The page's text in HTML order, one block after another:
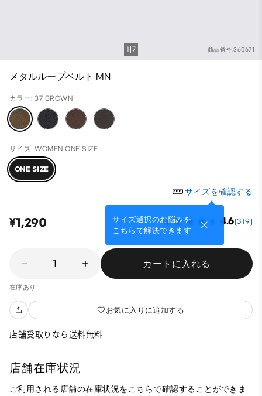
商品番号:360671
1 7
メタルループベルト MN
カラー: 37 BROWN
サイズ: WOMEN ONE SIZE
ONE SIZE
サイズを確認する
サイズ選択のお悩みを
こちらで解決できます
¥1,290 4.6(319)
1 カートに入れる
在庫あり
お気に入りに追加する
店舗受取りなら送料無料
店舗在庫状況
ご利用される店舗の在庫状況をこちらで確認することができま